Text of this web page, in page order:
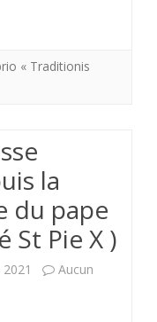
« Traditionis
la
du pape
St Pie X )
Aucun